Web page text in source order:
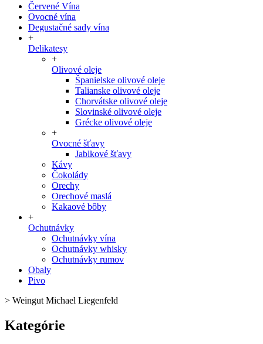
Červené Vína
Ovocné vína
Degustačné sady vína
+
Delikatesy
+
Olivové oleje
Španielske olivové oleje
Talianske olivové oleje
Chorvátske olivové oleje
Slovinské olivové oleje
Grécke olivové oleje
+
Ovocné šťavy
Jablkové šťavy
Kávy
Čokolády
Orechy
Orechové maslá
Kakaové bôby
+
Ochutnávky
Ochutnávky vína
Ochutnávky whisky
Ochutnávky rumov
Obaly
Pivo
> Weingut Michael Liegenfeld
Kategórie